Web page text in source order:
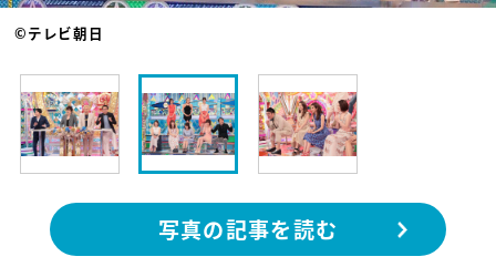
©テレビ朝日
写真の記事を読む